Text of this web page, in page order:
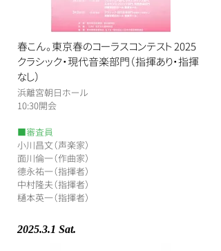
春こん。東京春のコーラスコンテスト 2025
クラシック・現代音楽部門（指揮あり・指揮
なし）
浜離宮朝日ホール
​10:30開会
■審査員
小川昌文（声楽家）
面川倫一（作曲家）
德永祐一（指揮者）
中村隆夫（指揮者）
樋本英一（指揮者）
2025.3.1 Sat.